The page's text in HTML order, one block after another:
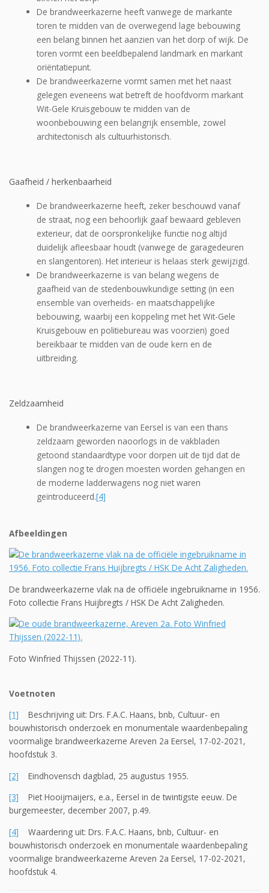
De brandweerkazerne heeft vanwege de markante
toren te midden van de overwegend lage bebouwing
een belang binnen het aanzien van het dorp of wijk. De
toren vormt een beeld­bepalend landmark en markant
oriëntatiepunt.
De brandweerkazerne vormt samen met het naast
gelegen eveneens wat betreft de hoofdvorm markant
Wit-Gele Kruisgebouw te midden van de
woonbebouwing een belangrijk ensemble, zowel
architectonisch als cultuurhistorisch.
Gaafheid / herkenbaarheid
De brandweerkazerne heeft, zeker beschouwd vanaf
de straat, nog een behoorlijk gaaf be­waard gebleven
exterieur, dat de oorspronkelijke functie nog altijd
duidelijk afleesbaar houdt (vanwege de garagedeuren
en slangentoren). Het interieur is helaas sterk gewijzigd.
De brandweerkazerne is van belang wegens de
gaafheid van de stedenbouwkundige setting (in een
ensemble van overheids- en maatschappelijke
bebouwing, waarbij een koppeling met het Wit-Gele
Kruisgebouw en politiebureau was voorzien) goed
bereikbaar te midden van de oude kern en de
uitbreiding.
Zeldzaamheid
De brandweerkazerne van Eersel is van een thans
zeldzaam geworden naoorlogs in de vak­bladen
getoond standaardtype voor dorpen uit de tijd dat de
slangen nog te drogen moes­ten worden gehangen en
de moderne ladderwagens nog niet waren
geïntroduceerd.[4]
Afbeeldingen
De brandweerkazerne vlak na de officiële ingebruikname in 1956.
Foto collectie Frans Huijbregts / HSK De Acht Zaligheden.
Foto Winfried Thijssen (2022-11).
Voetnoten
[1] Beschrijving uit: Drs. F.A.C. Haans, bnb, Cultuur- en
bouwhistorisch onderzoek en monumentale waardenbepaling
voormalige brandweerkazerne Areven 2a Eersel, 17-02-2021,
hoofdstuk 3.
[2] Eindhovensch dagblad, 25 augustus 1955.
[3] Piet Hooijmaijers, e.a., Eersel in de twintigste eeuw. De
burgemeester, december 2007, p.49.
[4] Waardering uit: Drs. F.A.C. Haans, bnb, Cultuur- en
bouwhistorisch onderzoek en monumentale waardenbepaling
voormalige brandweerkazerne Areven 2a Eersel, 17-02-2021,
hoofdstuk 4.